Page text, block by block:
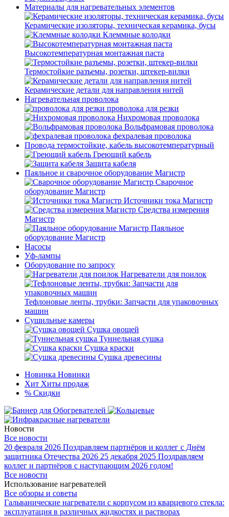
Материалы для нагревательных элементов
Керамические изоляторы, техническая керамика, бусы
Клеммные колодки
Высокотемпературная монтажная паста
Термостойкие разъемы, розетки, штекер-вилки
Керамические детали для направления нитей
Нагревательная проволока
проволока для резки
Нихромовая проволока
Вольфрамовая проволока
фехралевая проволока
Провода термостойкие, кабель высокотемпературный
Греющий кабель
Защита кабеля
Паяльное и сварочное оборудование Магистр
Сварочное
оборудование Магистр
Источники тока Магистр
Средства измерения
Магистр
Паяльное
оборудование Магистр
Насосы
Уф-лампы
Оборудование по запросу
Нагреватели для поилок
Тефлоновые ленты, трубки: Запчасти для упаковочных
машин
Сушильные камеры
Сушка овощей
Туннельная сушка
Сушка краски
Сушка древесины
Новинка Новинки
Хит Хиты продаж
% Скидки
Новости
Все новости
20 февраля 2026 Поздравляем партнёров и коллег с Днём
защитника Отечества 2026 25 декабря 2025 Поздравляем
коллег и партнёров с наступающим 2026 годом!
Все новости
Использование нагревателей
Все обзоры и советы
Гальванические нагреватели с корпусом из кварцевого стекла:
эксплуатация в различных жидкостях и растворах